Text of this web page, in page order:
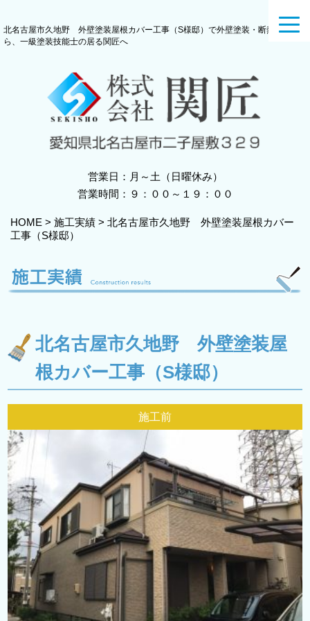
北名古屋市久地野 外壁塗装屋根カバー工事（S様邸）で外壁塗装・断熱塗装な
ら、一級塗装技能士の居る関匠へ
営業日：月～土（日曜休み）
営業時間：９：００～１９：００
HOME > 施工実績 > 北名古屋市久地野 外壁塗装屋根カバー
工事（S様邸）
北名古屋市久地野 外壁塗装屋
根カバー工事（S様邸）
施工前